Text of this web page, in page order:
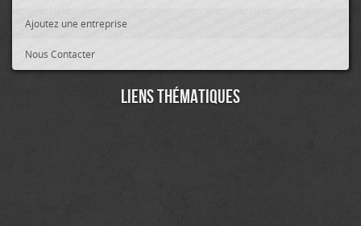
Ajoutez une entreprise
Nous Contacter
Liens thématiques